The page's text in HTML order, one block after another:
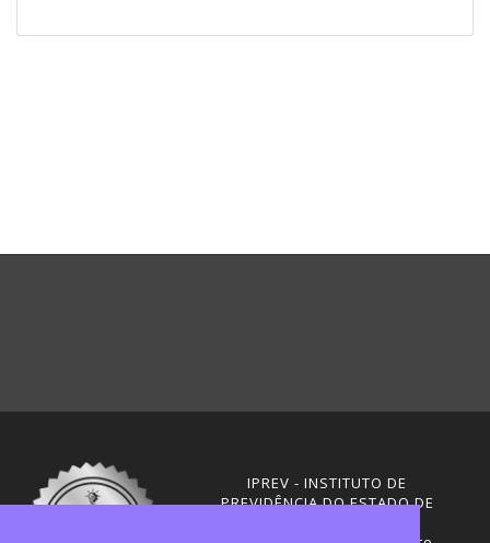
IPREV - INSTITUTO DE
PREVIDÊNCIA DO ESTADO DE